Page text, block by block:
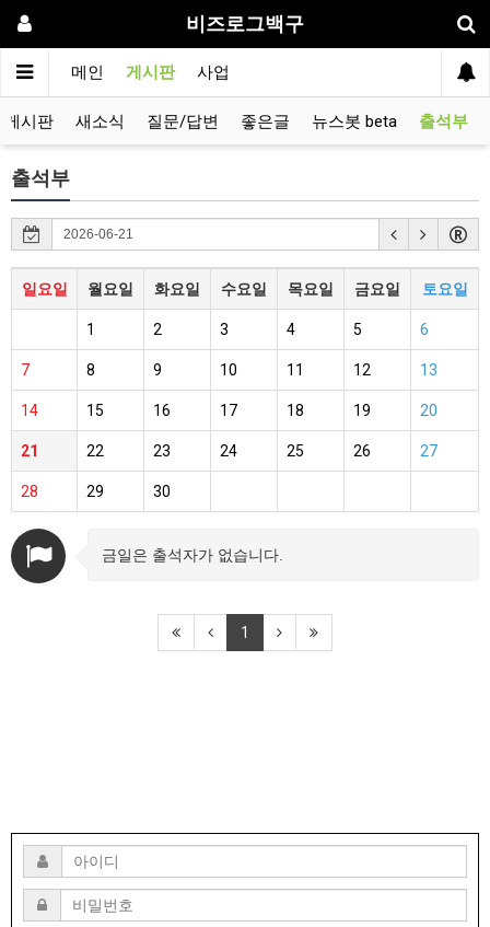
비즈로그백구
메인 게시판 사업
게시판 새소식 질문/답변 좋은글 뉴스봇 beta 출석부
출석부
일요일 월요일 화요일 수요일 목요일 금요일 토요일
1 2 3 4 5 6
7 8 9 10 11 12 13
14 15 16 17 18 19 20
21 22 23 24 25 26 27
28 29 30
금일은 출석자가 없습니다.
1